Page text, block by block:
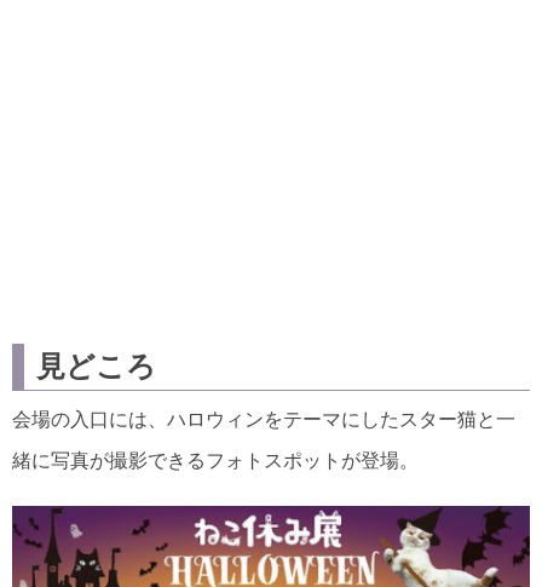
見どころ
会場の入口には、ハロウィンをテーマにしたスター猫と一
緒に写真が撮影できるフォトスポットが登場。